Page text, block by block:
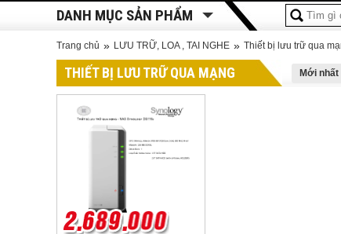
DANH MỤC SẢN PHẨM
Trang chủ » LƯU TRỮ, LOA , TAI NGHE » Thiết bị lưu trữ qua
THIẾT BỊ LƯU TRỮ QUA MẠNG Mới nhất